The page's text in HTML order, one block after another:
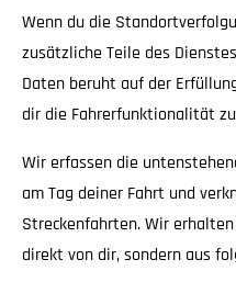
Wenn du die
zusätzliche Teile des
Daten beruht auf der
dir die Fahrerfunktionalität
Wir erfassen die
am Tag deiner Fahrt und
Streckenfahrten. Wir
direkt von dir, sondern aus